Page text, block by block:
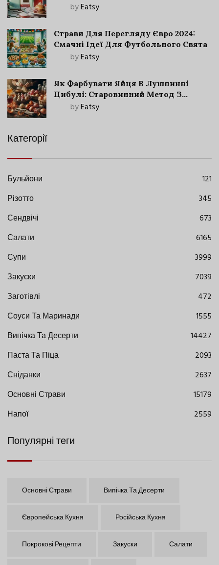
byEatsy
Страви Для Перегляду Євро 2024:
Смачні Ідеї Для Футбольного Свята
byEatsy
Як Фарбувати Яйця В Лушпинні
Цибулі: Старовинний Метод З
Сучасними Нюансами
byEatsy
Категорії
Бульйони
121
Різотто
345
Сендвічі
673
Салати
6165
Супи
3999
Закуски
7039
Заготівлі
472
Соуси Та Маринади
1555
Випічка Та Десерти
14427
Паста Та Піца
2093
Сніданки
2637
Основні Страви
15179
Напої
2559
Популярні теги
Основні Страви Випічка Та Десерти
Європейська Кухня Російська Кухня
Покрокові Рецепти Закуски Салати